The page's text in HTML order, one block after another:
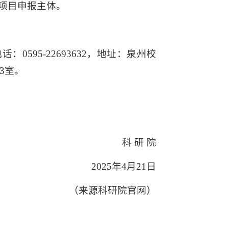
目申报主体。
：0595-22693632，地址：泉州校
。
科 研 院
2025年4月21日
（来源科研院官网）